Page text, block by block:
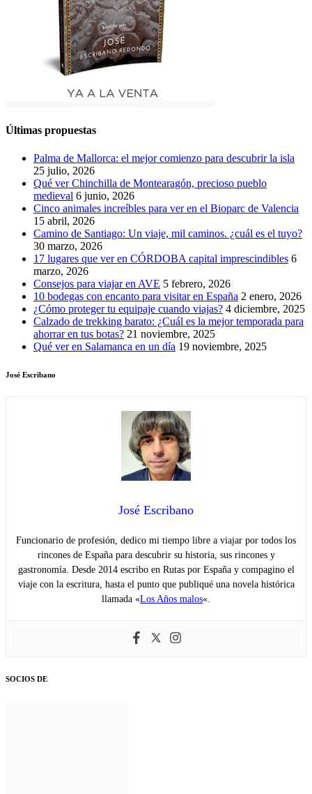
Últimas propuestas
Palma de Mallorca: el mejor comienzo para descubrir la isla
25 julio, 2026
Qué ver Chinchilla de Montearagón, precioso pueblo
medieval 6 junio, 2026
Cinco animales increíbles para ver en el Bioparc de Valencia
15 abril, 2026
Camino de Santiago: Un viaje, mil caminos. ¿cuál es el tuyo?
30 marzo, 2026
17 lugares que ver en CÓRDOBA capital imprescindibles 6
marzo, 2026
Consejos para viajar en AVE 5 febrero, 2026
10 bodegas con encanto para visitar en España 2 enero, 2026
¿Cómo proteger tu equipaje cuando viajas? 4 diciembre, 2025
Calzado de trekking barato: ¿Cuál es la mejor temporada para
ahorrar en tus botas? 21 noviembre, 2025
Qué ver en Salamanca en un día 19 noviembre, 2025
José Escribano
José Escribano
Funcionario de profesión, dedico mi tiempo libre a viajar por todos los
rincones de España para descubrir su historia, sus rincones y
gastronomía. Desde 2014 escribo en Rutas por España y compagino el
viaje con la escritura, hasta el punto que publiqué una novela histórica
llamada «Los Años malos«.
SOCIOS DE